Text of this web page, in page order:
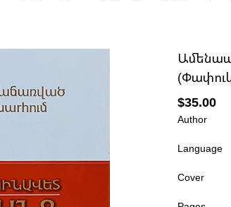
$35.00
Author
Language
Cover